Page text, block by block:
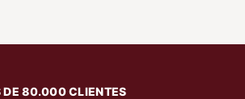
DE 80.000 CLIENTES